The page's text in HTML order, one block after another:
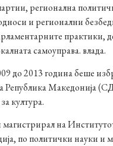
регионална
и регионални
практики,
самоуправа. влада.
до 2013 година беше
Република Македонија
култура.
на
по политички науки и